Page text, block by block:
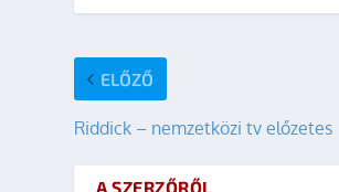
ELŐZŐ
Riddick – nemzetközi tv előzetes
A SZERZŐRŐL